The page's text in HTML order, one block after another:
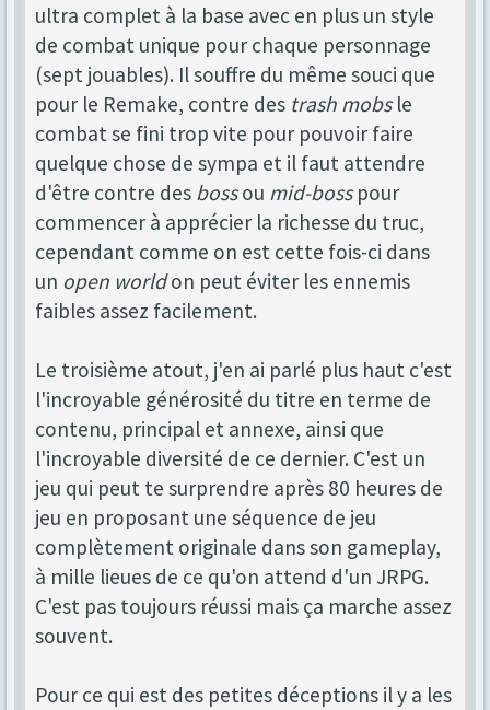
ultra complet à la base avec en plus un style
de combat unique pour chaque personnage
(sept jouables). Il souffre du même souci que
pour le Remake, contre des trash mobsle
combat se fini trop vite pour pouvoir faire
quelque chose de sympa et il faut attendre
d'être contre des bossou mid-bosspour
commencer à apprécier la richesse du truc,
cependant comme on est cette fois-ci dans
un open worldon peut éviter les ennemis
faibles assez facilement.
Le troisième atout, j'en ai parlé plus haut c'est
l'incroyable générosité du titre en terme de
contenu, principal et annexe, ainsi que
l'incroyable diversité de ce dernier. C'est un
jeu qui peut te surprendre après 80 heures de
jeu en proposant une séquence de jeu
complètement originale dans son gameplay,
à mille lieues de ce qu'on attend d'un JRPG.
C'est pas toujours réussi mais ça marche assez
souvent.
Pour ce qui est des petites déceptions il y a les